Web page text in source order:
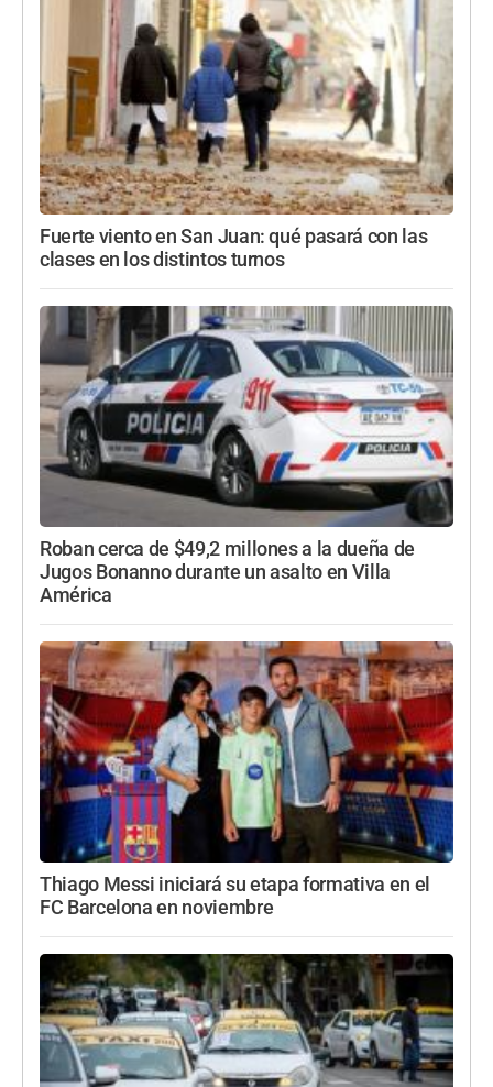
Fuerte viento en San Juan: qué pasará con las
clases en los distintos turnos
Roban cerca de $49,2 millones a la dueña de
Jugos Bonanno durante un asalto en Villa
América
Thiago Messi iniciará su etapa formativa en el
FC Barcelona en noviembre